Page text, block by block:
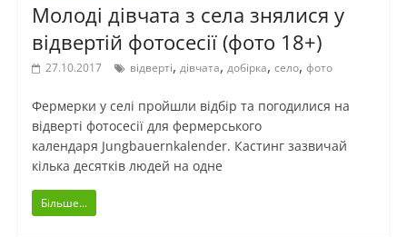
Молоді дівчата з села знялися у
відвертій фотосесії (фото 18+)
27.10.2017 відверті, дівчата, добірка, село, фото
Фермерки у селі пройшли відбір та погодилися на
відверті фотосесії для фермерського
календаря Jungbauernkalender. Кастинг зазвичай
кілька десятків людей на одне
Більше...